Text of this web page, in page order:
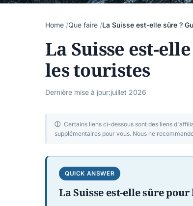
Home Que faire La Suisse est-elle sûre ?
La Suisse est-
les touristes
Dernière mise à jour:juillet 2026
ⓘ Certains liens ci-dessous sont des liens
supplémentaires pour vous. Nous ne
QUICK ANSWER
La Suisse est-elle sûre